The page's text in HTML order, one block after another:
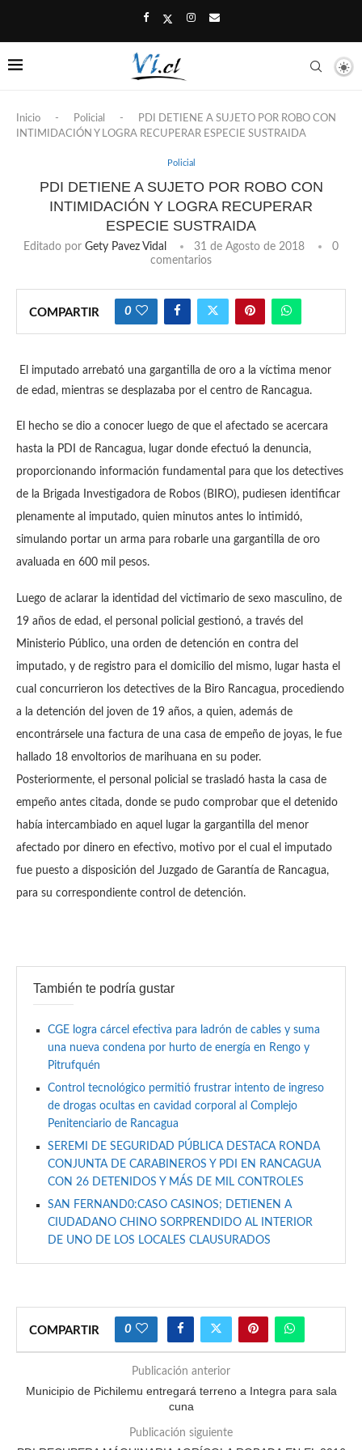
Inicio - Policial -
PDI DETIENE A SUJETO POR ROBO CON
INTIMIDACIÓN Y LOGRA RECUPERAR ESPECIE SUSTRAIDA
Policial
PDI DETIENE A SUJETO POR ROBO CON
INTIMIDACIÓN Y LOGRA RECUPERAR
ESPECIE SUSTRAIDA
Editado por Gety Pavez Vidal 31 de Agosto de 2018
0
comentarios
COMPARTIR 0
El imputado arrebató una gargantilla de oro a la víctima menor
de edad, mientras se desplazaba por el centro de Rancagua.
El hecho se dio a conocer luego de que el afectado se acercara
hasta la PDI de Rancagua, lugar donde efectuó la denuncia,
proporcionando información fundamental para que los detectives
de la Brigada Investigadora de Robos (BIRO), pudiesen identificar
plenamente al imputado, quien minutos antes lo intimidó,
simulando portar un arma para robarle una gargantilla de oro
avaluada en 600 mil pesos.
Luego de aclarar la identidad del victimario de sexo masculino, de
19 años de edad, el personal policial gestionó, a través del
Ministerio Público, una orden de detención en contra del
imputado, y de registro para el domicilio del mismo, lugar hasta el
cual concurrieron los detectives de la Biro Rancagua, procediendo
a la detención del joven de 19 años, a quien, además de
encontrársele una factura de una casa de empeño de joyas, le fue
hallado 18 envoltorios de marihuana en su poder.
Posteriormente, el personal policial se trasladó hasta la casa de
empeño antes citada, donde se pudo comprobar que el detenido
había intercambiado en aquel lugar la gargantilla del menor
afectado por dinero en efectivo, motivo por el cual el imputado
fue puesto a disposición del Juzgado de Garantía de Rancagua,
para su correspondiente control de detención.
También te podría gustar
CGE logra cárcel efectiva para ladrón de cables y suma
una nueva condena por hurto de energía en Rengo y
Pitrufquén
Control tecnológico permitió frustrar intento de ingreso
de drogas ocultas en cavidad corporal al Complejo
Penitenciario de Rancagua
SEREMI DE SEGURIDAD PÚBLICA DESTACA RONDA
CONJUNTA DE CARABINEROS Y PDI EN RANCAGUA
CON 26 DETENIDOS Y MÁS DE MIL CONTROLES
SAN FERNAND0:CASO CASINOS; DETIENEN A
CIUDADANO CHINO SORPRENDIDO AL INTERIOR
DE UNO DE LOS LOCALES CLAUSURADOS
COMPARTIR 0
Publicación anterior
Municipio de Pichilemu entregará terreno a Integra para sala
cuna
Publicación siguiente